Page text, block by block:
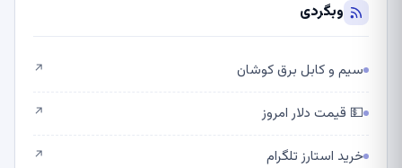
وبگردی
سیم و کابل برق کوشان ↗
💵 قیمت دلار امروز ↗
خرید استارز تلگرام ↗